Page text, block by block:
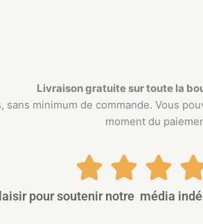
Livraison gratuite sur toute la
minimum de commande. Vous
moment du
pour soutenir notre média